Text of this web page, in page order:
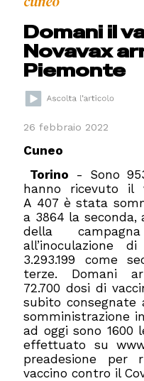
Domani il
Novavax
Piemonte
26 febbraio 2022
Cuneo
Torino - Sono
hanno ricevuto il
A 407 è stata
a 3864 la seconda,
della
all’inoculazione
3.293.199 come
terze. Domani
72.700 dosi di
subito consegnate
somministrazione
ad oggi sono 1600
effettuato su
preadesione per
vaccino contro il